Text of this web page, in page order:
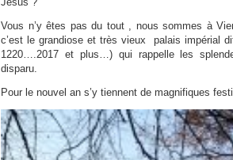
Vous n’y êtes pas du tout , nous sommes à
c’est le grandiose et très vieux palais impérial
1220….2017 et plus…) qui rappelle les
disparu.
Pour le nouvel an s’y tiennent de magnifiques